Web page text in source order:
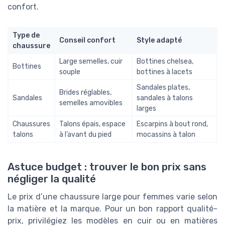
confort.
Type de
chaussure
Conseil confort Style adapté
Bottines
Large semelles, cuir
souple
Bottines chelsea,
bottines à lacets
Sandales
Brides réglables,
semelles amovibles
Sandales plates,
sandales à talons
larges
Chaussures
talons
Talons épais, espace
à l’avant du pied
Escarpins à bout rond,
mocassins à talon
Astuce budget : trouver le bon prix sans
négliger la qualité
Le prix d’une chaussure large pour femmes varie selon
la matière et la marque. Pour un bon rapport qualité-
prix, privilégiez les modèles en cuir ou en matières